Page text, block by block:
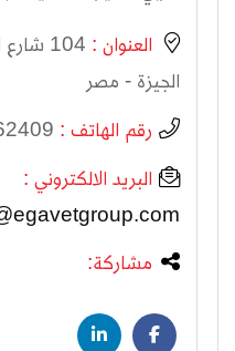
العنوان :
104
الجيزة - مصر
رقم الهاتف :
البريد الالكتروني :
مشاركة: